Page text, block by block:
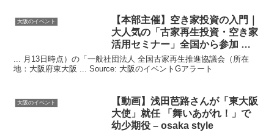
大阪のイベント
【本部主催】空き家投資の入門｜
大人気の「古家再生投資・空き家
活用セミナー」全国から参加 …
... 月13日時点）の「一般社団法人 全国古家再生推進協議会（所在
地：大阪府東大阪 ... Source: 大阪のイベントGアラート
大阪のイベント 【動画】浅田芭路さんが「東大阪
大使」就任 「舞いあがれ！」で
幼少期役 – osaka style